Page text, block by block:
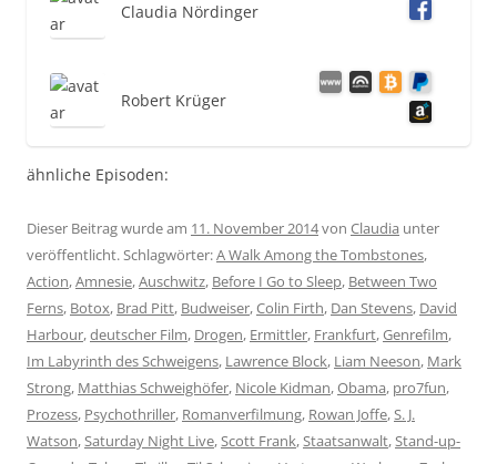
Claudia Nördinger
Robert Krüger
ähnliche Episoden:
Dieser Beitrag wurde am 11. November 2014von Claudia unter
veröffentlicht. Schlagwörter:A Walk Among the Tombstones,
Action,Amnesie,Auschwitz, Before I Go to Sleep, Between Two
Ferns, Botox, Brad Pitt, Budweiser,Colin Firth, Dan Stevens, David
Harbour,deutscher Film, Drogen, Ermittler, Frankfurt,Genrefilm,
Im Labyrinth des Schweigens, Lawrence Block, Liam Neeson, Mark
Strong, Matthias Schweighöfer, Nicole Kidman,Obama, pro7fun,
Prozess, Psychothriller, Romanverfilmung, Rowan Joffe,S. J.
Watson,Saturday Night Live,Scott Frank,Staatsanwalt,Stand-up-